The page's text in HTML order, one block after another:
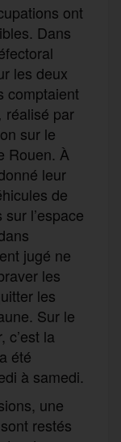
ont
Dans
les deux
comptaient
réalisé par
sur le
Rouen. À
leur
de
l’espace
jugé ne
les
les
Sur le
c’est la
été
à samedi.
une
restés